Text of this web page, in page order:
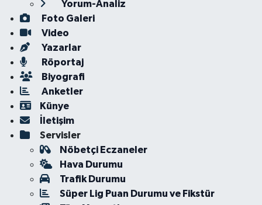
Yorum-Analiz
Foto Galeri
Video
Yazarlar
Röportaj
Biyografi
Anketler
Künye
İletişim
Servisler
Nöbetçi Eczaneler
Hava Durumu
Trafik Durumu
Süper Lig Puan Durumu ve Fikstür